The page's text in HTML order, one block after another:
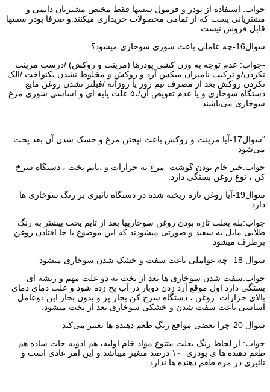
جواب: استفاده از پودر و فرمول سسها فقط مختص مشتریان دایمی و
مشتریانی یست که از تمامی محصولات خریداری میکنند.و صرفا پودر سسها
قابل فروش نیست.
سوال16-چه عاملی باعث شوری سوخاری میشود؟
-جواب: عدم توجه به وزن کشی پودرها (مرینت و روکش) /درست مرینت
نکردن/و ترکیب نامیزان میکس آرد و روکش و مخلوط نشدن یکنواخت /الک
نکردن روکش بعد از مصرف نیم روز یا روزانه /فیلتر نشدن روغن مایع
دستگاه سوخاری و یا عدم تعویض آن/،۵ علت پایه ای و اساسی شوری مرغ
سوخاری می‌باشند.
“سوال17-آیا مرینت و روکش باعث نپختن مرغ و خشک شدن آن بعد پخت
می‌شود
جواب:خیر خام بودن گوشت مرغ به حرارات و .تایم پخت ، دستگاه سرخ
کن ، نوع روغن بستگی دارد.
سوال19-آیا روغن تازه ریخته شده در دستگاه تاثیری بر رنگ سوخاری ها
دارد
جواب:بله بعلت تازه بودن روغن سوخاریها بعد از تایم یخت بیشتر به رنگ
طلایی مایل به سفید و صورتی میشودند که این موضوع با جا افتادن روغن
برطرف میشود
سوال 18- چه عواملی باعث سفت و خشک شدن سوخاری میشود
جواب:سفت شدن سوخاری ها بعد از پخت به دو علت مهم و ریشه ای
بستگی دارد اول موقع آرد زدن دوبار در آب یخ زده شود و علت دمای دمای
بالای حرارات روغن ، دستگاه سرخ کن بخار پز و بدون بخار این دوعامل
اساسی باعث سفت شدن و خشکی سوخاری بعد از پخت میشود.
سوال 20-چرا بعضی مواقع رنگ طعم دهنده ها تغییر می‌کند
جواب: از لحاظ رنگ بعلت متنوع مواد خام اولیه، هم ادویه جات ساده هم
طعم دهنده ها ی پودری ۱۰ درصد متغیر میباشد و این امر عادی است و
تاثیری در مزه طعم دهنده ها ندارد